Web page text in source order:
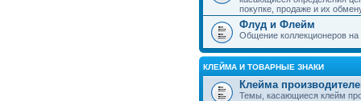
покупке, продаже и их
Флуд и Флейм
Общение коллекционеров
КЛЕЙМА И ТОВАРНЫЕ ЗНАКИ
Клейма
Темы, касающиеся клейм